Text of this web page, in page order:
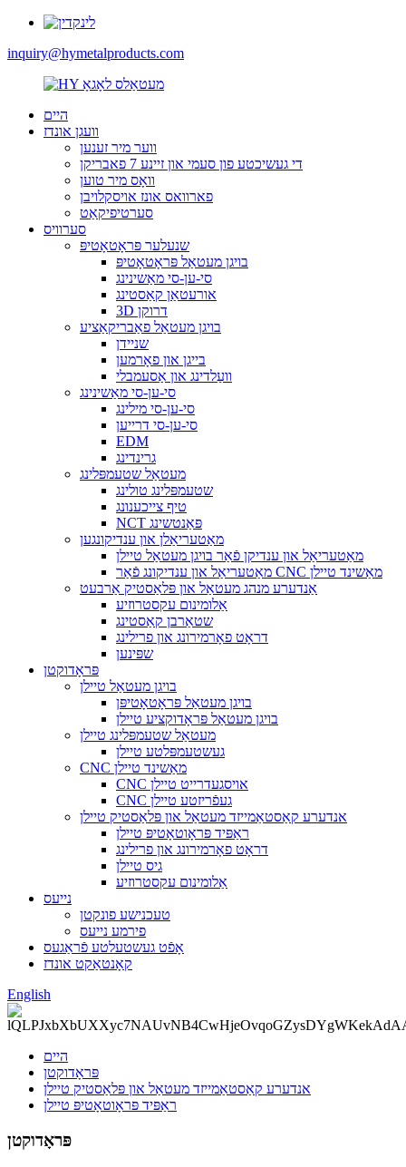
inquiry@hymetalproducts.com
היים
וועגן אונדז
ווער מיר זענען
די געשיכטע פון ​​סעמי און זיינע 7 פאבריקן
וואָס מיר טוען
פארוואס אונז אויסקלויבן
סערטיפיקאַט
סערוויס
שנעלער פּראָטאָטיפּ
בויגן מעטאַל פּראָטאָטיפּ
סי-ען-סי מאַשינינג
אורעטאַן קאַסטינג
3D דרוקן
בויגן מעטאַל פאַבריקאַציע
שניידן
בייגן און פאָרמען
וועַלדינג און אַסעמבלי
סי-ען-סי מאַשינינג
סי-ען-סי מילינג
סי-ען-סי דרייען
EDM
גרינדינג
מעטאַל שטעמפּלינג
שטעמפּלינג טולינג
טיף צייכענונג
NCT פּאַנטשינג
מאַטעריאַלן און ענדיקונגען
מאַטעריאַל און ענדיקן פֿאַר בויגן מעטאַל טיילן
מאַטעריאַל און ענדיקונג פֿאַר CNC מאַשינד טיילן
אַנדערע מנהג מעטאַל און פּלאַסטיק אַרבעט
אַלומינום עקסטרוזיע
שטאַרבן קאַסטינג
דראָט פאָרמירונג און פרילינג
שפּינען
פּראָדוקטן
בויגן מעטאַל טיילן
בויגן מעטאַל פּראָטאָטיפּן
בויגן מעטאַל פּראָדוקציע טיילן
מעטאַל שטעמפּלינג טיילן
געשטעמפּלטע טיילן
CNC מאַשינד טיילן
CNC אויסגעדרייט טיילן
CNC געפֿריזטע טיילן
אנדערע קאַסטאַמייזד מעטאַל און פּלאַסטיק טיילן
ראַפּיד פּראָוטאָטיפּ טיילן
דראָט פאָרמירונג און פרילינג
גיס טיילן
אַלומינום עקסטרוזיע
נייעס
טעכנישע פונקטן
פירמע נייעס
אָפֿט געשטעלטע פֿראַגעס
קאָנטאַקט אונדז
English
היים
פּראָדוקטן
אנדערע קאַסטאַמייזד מעטאַל און פּלאַסטיק טיילן
ראַפּיד פּראָוטאָטיפּ טיילן
פּראָדוקטן